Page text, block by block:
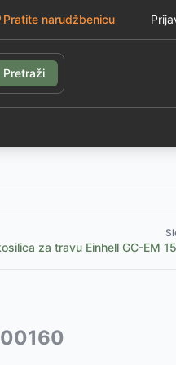
Pratite narudžbenicu
Pretraži
za travu Einhell GC-EM